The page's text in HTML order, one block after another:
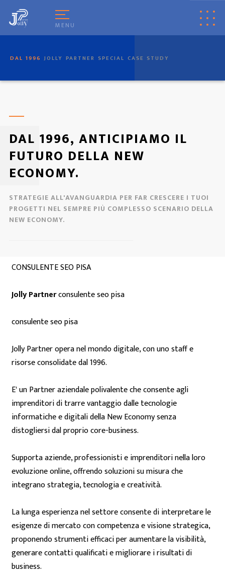
MENU
DAL 1996 JOLLY PARTNER SPECIAL CASE STUDY
DAL 1996, ANTICIPIAMO IL
FUTURO DELLA NEW
ECONOMY.
STRATEGIE ALL'AVANGUARDIA PER FAR CRESCERE I TUOI
PROGETTI NEL SEMPRE PIÙ COMPLESSO SCENARIO DELLA
NEW ECONOMY.
CONSULENTE SEO PISA
Jolly Partnerconsulente seo pisa
consulente seo pisa
Jolly Partner opera nel mondo digitale, con uno staff e
risorse consolidate dal 1996.
E' un Partner aziendale polivalente che consente agli
imprenditori di trarre vantaggio dalle tecnologie
informatiche e digitali della New Economy senza
distogliersi dal proprio core-business.
Supporta aziende, professionisti e imprenditori nella loro
evoluzione online, offrendo soluzioni su misura che
integrano strategia, tecnologia e creatività.
La lunga esperienza nel settore consente di interpretare le
esigenze di mercato con competenza e visione strategica,
proponendo strumenti efficaci per aumentare la visibilità,
generare contatti qualificati e migliorare i risultati di
business.
Pisa
powered by